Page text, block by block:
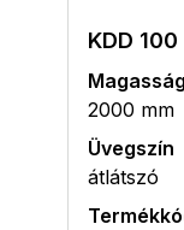
KDD 100
Magasság
2000 mm
Üvegszín
átlátszó